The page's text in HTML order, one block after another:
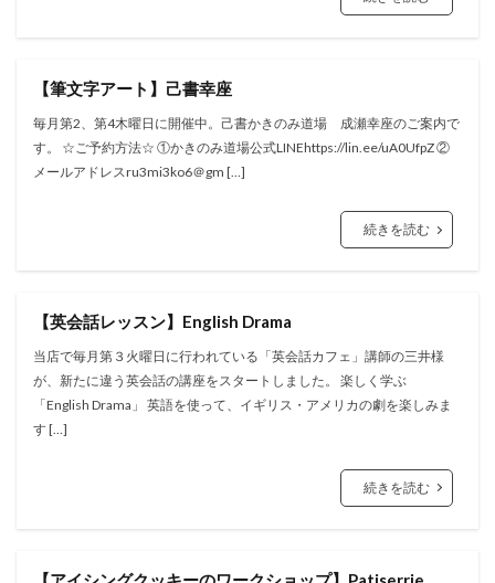
【筆文字アート】己書幸座
毎月第2、第4木曜日に開催中。己書かきのみ道場 成瀬幸座のご案内で
す。 ☆ご予約方法☆ ①かきのみ道場公式LINEhttps://lin.ee/uA0UfpZ ②
メールアドレスru3mi3ko6＠gm […]
続きを読む
【英会話レッスン】English Drama
当店で毎月第３火曜日に行われている「英会話カフェ」講師の三井様
が、新たに違う英会話の講座をスタートしました。 楽しく学ぶ
「English Drama」 英語を使って、イギリス・アメリカの劇を楽しみま
す […]
続きを読む